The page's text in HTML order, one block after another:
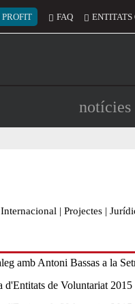
del compte
PROFIT FAQ ENTITATS
notícies
Internacional | Projectes |